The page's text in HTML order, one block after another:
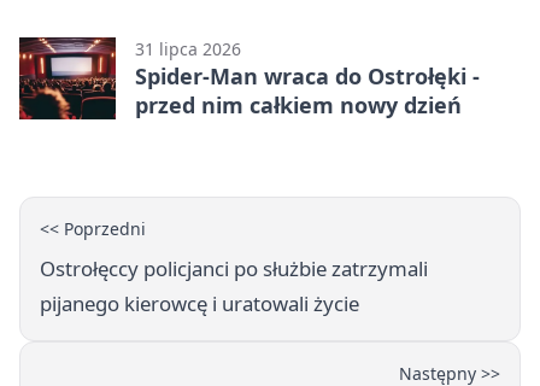
31 lipca 2026
Spider-Man wraca do Ostrołęki -
przed nim całkiem nowy dzień
<< Poprzedni
Ostrołęccy policjanci po służbie zatrzymali
pijanego kierowcę i uratowali życie
Następny >>